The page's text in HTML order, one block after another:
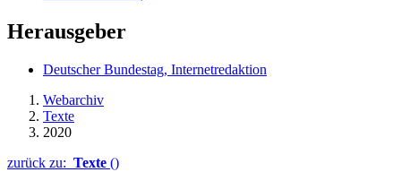
Herausgeber
Deutscher Bundestag, Internetredaktion
Webarchiv
Texte
2020
zurück zu: Texte ()